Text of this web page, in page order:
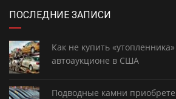
ПОСЛЕДНИЕ ЗАПИСИ
Как не купить
автоаукционе в США
Подводные камни